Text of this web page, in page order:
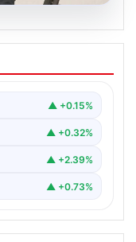
Barınma
tuttu
Tartışmalar",
▲ +0.15%
▲ +0.32%
▲ +2.39%
▲ +0.73%